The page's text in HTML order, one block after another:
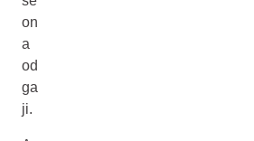
on
a
od
ga
ji.